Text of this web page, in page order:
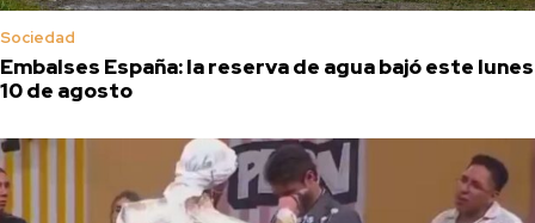
Sociedad
Embalses España: la reserva de agua bajó este lunes
10 de agosto